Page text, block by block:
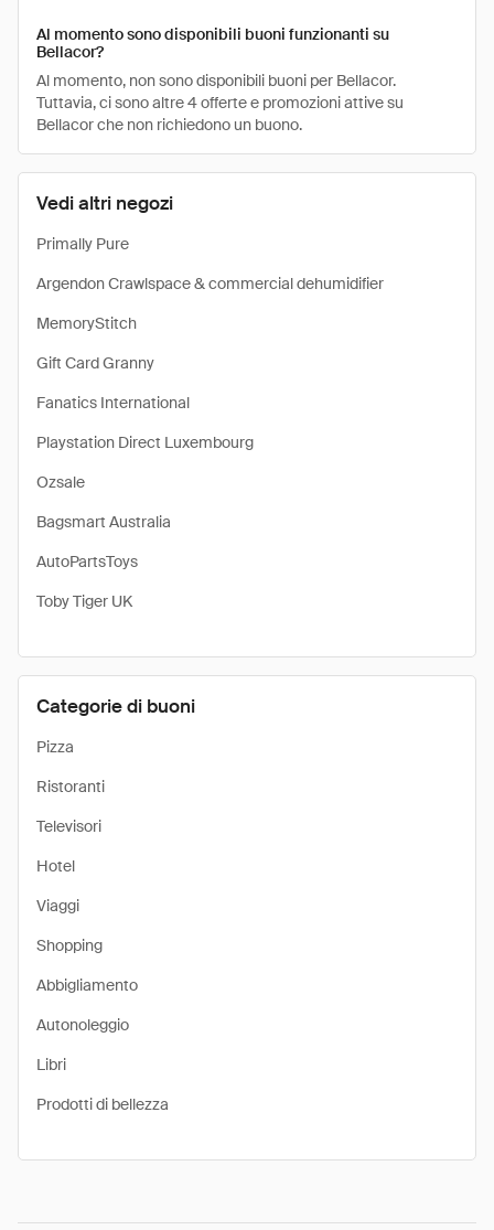
Vedi altri negozi
Primally Pure
Argendon Crawlspace & commercial dehumidifier
MemoryStitch
Gift Card Granny
Fanatics International
Playstation Direct Luxembourg
Ozsale
Bagsmart Australia
AutoPartsToys
Toby Tiger UK
Categorie di buoni
Pizza
Ristoranti
Televisori
Hotel
Viaggi
Shopping
Abbigliamento
Autonoleggio
Libri
Prodotti di bellezza
Al momento sono disponibili buoni funzionanti su
Bellacor?
Al momento, non sono disponibili buoni per Bellacor.
Tuttavia, ci sono altre 4 offerte e promozioni attive su
Bellacor che non richiedono un buono.